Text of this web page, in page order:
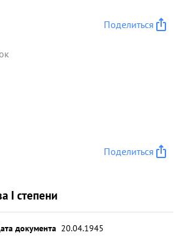
Поделиться
Поделиться
I степени
документа 20.04.1945